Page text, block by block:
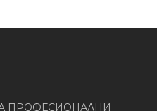
ПРОФЕСИОНАЛНИ